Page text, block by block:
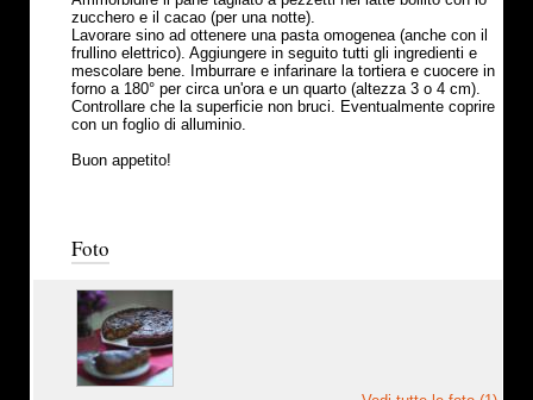
zucchero e il cacao (per una notte).
Lavorare sino ad ottenere una pasta omogenea (anche con il
frullino elettrico). Aggiungere in seguito tutti gli ingredienti e
mescolare bene. Imburrare e infarinare la tortiera e cuocere in
forno a 180° per circa un'ora e un quarto (altezza 3 o 4 cm).
Controllare che la superficie non bruci. Eventualmente coprire
con un foglio di alluminio.
Buon appetito!
Foto